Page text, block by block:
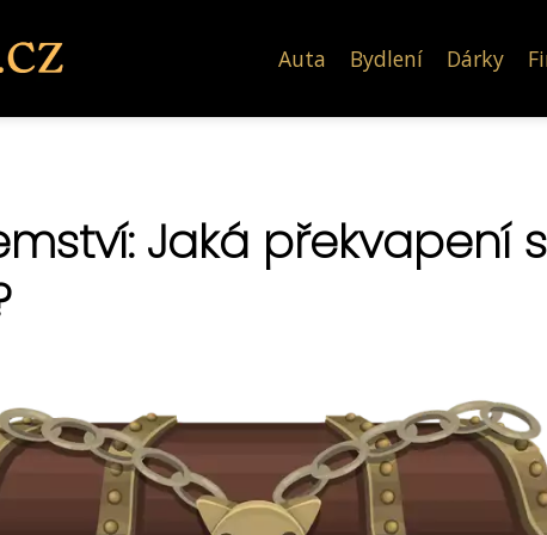
Auta Bydlení Dárky
Jaká překvapení